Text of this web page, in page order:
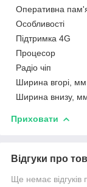
Оперативна
Особливості
Підтримка 4G
Процесор
Радіо чіп
Ширина вгорі, мм
Ширина внизу,
Приховати
Відгуки про
Ще немає відгуків